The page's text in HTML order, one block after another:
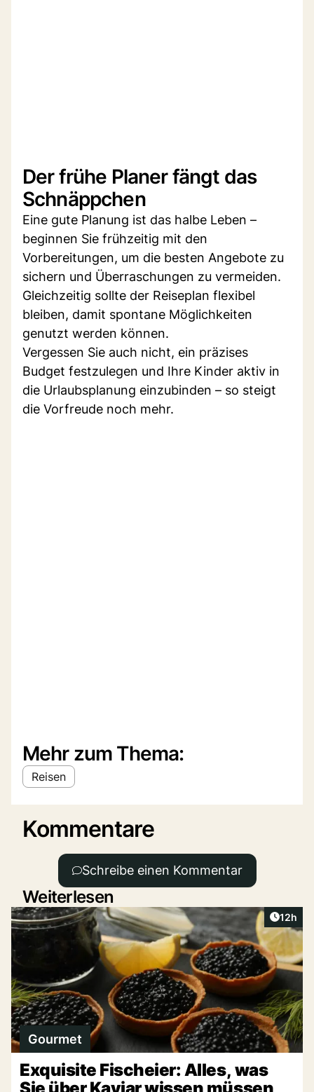
Der frühe Planer fängt das
Schnäppchen
Eine gute Planung ist das halbe Leben –
beginnen Sie frühzeitig mit den
Vorbereitungen, um die besten Angebote zu
sichern und Überraschungen zu vermeiden.
Gleichzeitig sollte der Reiseplan flexibel
bleiben, damit spontane Möglichkeiten
genutzt werden können.
Vergessen Sie auch nicht, ein präzises
Budget festzulegen und Ihre Kinder aktiv in
die Urlaubsplanung einzubinden – so steigt
die Vorfreude noch mehr.
Mehr zum Thema:
Reisen
Kommentare
Schreibe einen Kommentar
Weiterlesen
Artikel
12h
Gourmet
Exquisite Fischeier: Alles, was